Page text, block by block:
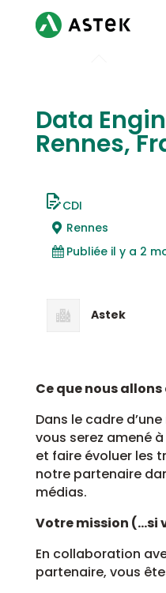
Data
Rennes,
CDI
Rennes
Publiée il y a 2
Astek
Ce que nous
Dans le cadre
vous serez amené
et faire évoluer les
notre partenaire
médias.
Votre mission (…si
En collaboration
partenaire, vous